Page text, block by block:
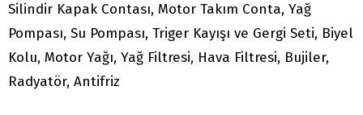
Silindir Kapak Contası, Motor Takım Conta, Yağ
Pompası, Su Pompası, Triger Kayışı ve Gergi Seti, Biyel
Kolu, Motor Yağı, Yağ Filtresi, Hava Filtresi, Bujiler,
Radyatör, Antifriz